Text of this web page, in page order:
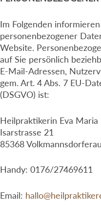
Im Folgenden
personenbezogener
Website.
auf Sie persönlich
E-Mail-Adressen,
gem. Art. 4 Abs. 7 EU-
(DSGVO) ist:
Heilpraktikerin Eva Maria
Isarstrasse 21
85368 Volkmannsdorferau
Handy: 0176/27469611
Email: